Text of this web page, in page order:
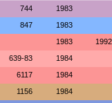
744 1983
847 1983
1983 1992
639-83 1984
6117 1984
1156 1984